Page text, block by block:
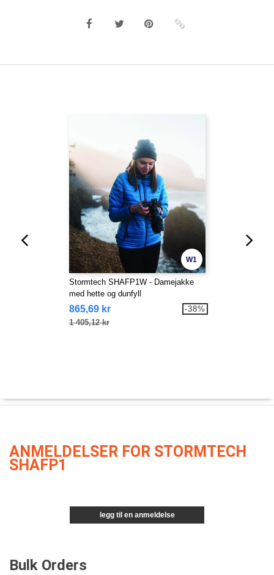
W1
Stormtech SHAFP1W - Damejakke
med hette og dunfyll
865,69 kr
1 405,12 kr
-38%
ANMELDELSER FOR STORMTECH
SHAFP1
legg til en anmeldelse
Bulk Orders